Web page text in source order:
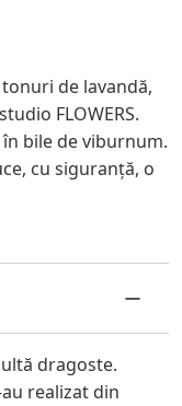
de lavandă,
FLOWERS.
bile de viburnum.
cu siguranță, o
dragoste.
au realizat din